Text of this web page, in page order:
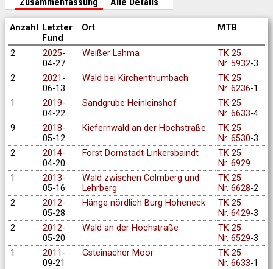
Anzahl
Letzter
Fund
Ort MTB
2 2025-
04-27
Weißer Lahma
TK 25
Nr. 5932-3
2
2021 -
06-13
Wald bei Kirchenthumbach
TK 25
Nr. 6236-1
1
2019-
04-22
Sandgrube Heinleinshof
TK 25
Nr. 6633-4
9
2018-
05-12
Kiefernwald an der Hochstraße
TK 25
Nr. 6530-3
2
2014-
04-20
Forst Dornstadt-Linkersbaindt
TK 25
Nr. 6929
1
2013-
05-16
Wald zwischen Colmberg und
Lehrberg
TK 25
Nr. 6628-2
2
2012-
05-28
Hänge nördlich Burg Hoheneck
TK 25
Nr. 6429-3
2
2012-
05-20
Wald an der Hochstraße
TK 25
Nr. 6529-3
1
2011 -
09-21
Gsteinacher Moor
TK 25
Nr. 6633-1